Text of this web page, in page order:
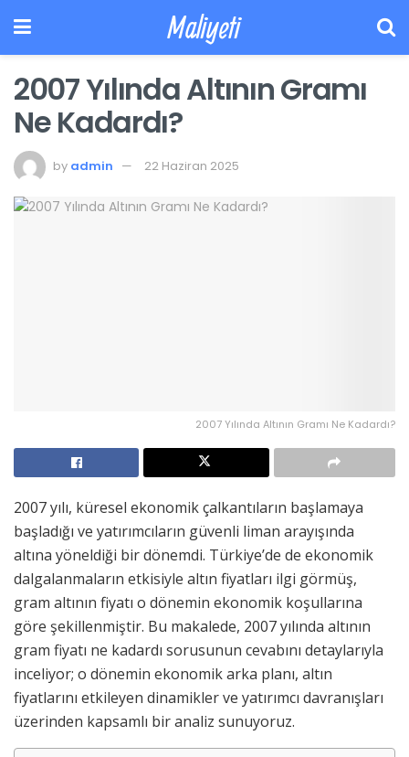
Maliyeti
2007 Yılında Altının Gramı
Ne Kadardı?
by admin 22 Haziran 2025
2007 Yılında Altının Gramı Ne Kadardı?
2007 yılı, küresel ekonomik çalkantıların başlamaya
başladığı ve yatırımcıların güvenli liman arayışında
altına yöneldiği bir dönemdi. Türkiye’de de ekonomik
dalgalanmaların etkisiyle altın fiyatları ilgi görmüş,
gram altının fiyatı o dönemin ekonomik koşullarına
göre şekillenmiştir. Bu makalede, 2007 yılında altının
gram fiyatı ne kadardı sorusunun cevabını detaylarıyla
inceliyor; o dönemin ekonomik arka planı, altın
fiyatlarını etkileyen dinamikler ve yatırımcı davranışları
üzerinden kapsamlı bir analiz sunuyoruz.